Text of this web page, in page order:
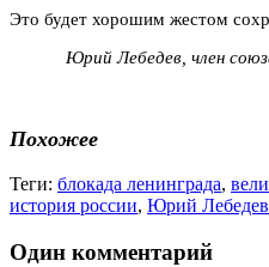
Это будет хорошим жестом
Юрий Лебедев, член
Похожее
Теги: блокада ленинграда,
история россии, Юрий Лебедев
Один комментарий